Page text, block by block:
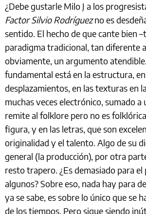
¿Debe gustarle Milo J a los
Factor Silvio Rodríguezno es
sentido. El hecho de que cante bien
paradigma tradicional, tan diferente
obviamente, un argumento
fundamental está en la estructura,
desplazamientos, en las texturas en
muchas veces electrónico, sumado a
remite al folklore pero no es
figura, y en las letras, que son
originalidad y el talento. Algo de su
general (la producción), por otra
resto trapero. ¿Es demasiado para el
algunos? Sobre eso, nada hay para
ya se sabe, es sobre lo único que se
de los tiempos. Pero sigue siendo